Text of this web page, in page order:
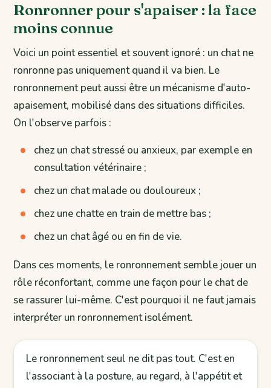
Ronronner pour s'apaiser : la face
moins connue
Voici un point essentiel et souvent ignoré : un chat ne
ronronne pas uniquement quand il va bien. Le
ronronnement peut aussi être un mécanisme d'auto-
apaisement, mobilisé dans des situations difficiles.
On l'observe parfois :
chez un chat stressé ou anxieux, par exemple en
consultation vétérinaire ;
chez un chat malade ou douloureux ;
chez une chatte en train de mettre bas ;
chez un chat âgé ou en fin de vie.
Dans ces moments, le ronronnement semble jouer un
rôle réconfortant, comme une façon pour le chat de
se rassurer lui-même. C'est pourquoi il ne faut jamais
interpréter un ronronnement isolément.
Le ronronnement seul ne dit pas tout. C'est en
l'associant à la posture, au regard, à l'appétit et